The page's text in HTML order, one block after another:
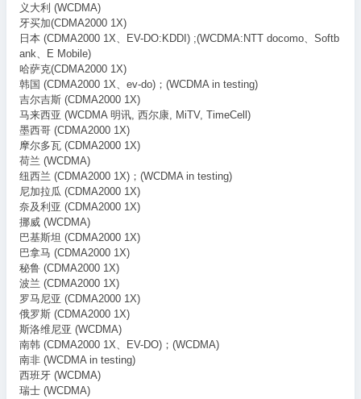
义大利 (WCDMA)
牙买加(CDMA2000 1X)
日本 (CDMA2000 1X、EV-DO:KDDI) ;(WCDMA:NTT docomo、Softb
ank、E Mobile)
哈萨克(CDMA2000 1X)
韩国 (CDMA2000 1X、ev-do)；(WCDMA in testing)
吉尔吉斯 (CDMA2000 1X)
马来西亚 (WCDMA 明讯, 西尔康, MiTV, TimeCell)
墨西哥 (CDMA2000 1X)
摩尔多瓦 (CDMA2000 1X)
荷兰 (WCDMA)
纽西兰 (CDMA2000 1X)；(WCDMA in testing)
尼加拉瓜 (CDMA2000 1X)
奈及利亚 (CDMA2000 1X)
挪威 (WCDMA)
巴基斯坦 (CDMA2000 1X)
巴拿马 (CDMA2000 1X)
秘鲁 (CDMA2000 1X)
波兰 (CDMA2000 1X)
罗马尼亚 (CDMA2000 1X)
俄罗斯 (CDMA2000 1X)
斯洛维尼亚 (WCDMA)
南韩 (CDMA2000 1X、EV-DO)；(WCDMA)
南非 (WCDMA in testing)
西班牙 (WCDMA)
瑞士 (WCDMA)